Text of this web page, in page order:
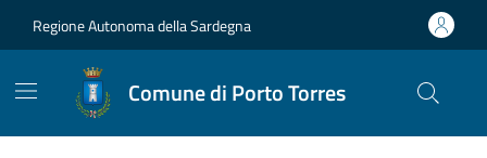
Regione Autonoma della Sardegna
Comune di Porto Torres